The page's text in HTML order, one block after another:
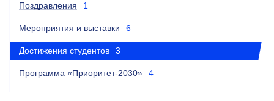
Поздравления 1
Мероприятия и выставки 6
Достижения студентов 3
Программа «Приоритет-2030» 4